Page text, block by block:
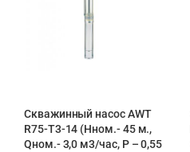
Скважинный насос AWT
R75-T3-14 (Нном.- 45 м.,
Qном.- 3,0 м3/час, Р – 0,55